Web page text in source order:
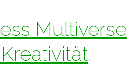
Multiverse